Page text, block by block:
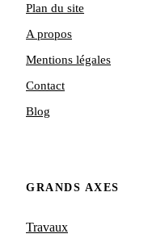
Plan du site
A propos
Mentions légales
Contact
Blog
GRANDS AXES
Travaux